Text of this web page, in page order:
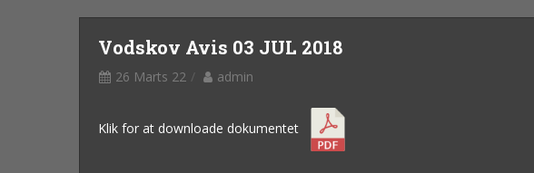
Vodskov Avis 03 JUL 2018
26 Marts 22 admin
Klik for at downloade dokumentet